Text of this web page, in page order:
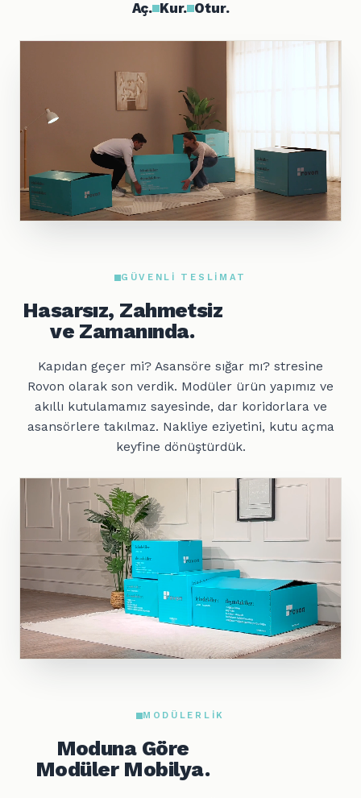
Aç. Kur. Otur.
GÜVENLI TESLIMAT
Hasarsız, Zahmetsiz
ve Zamanında.
Kapıdan geçer mi? Asansöre sığar mı? stresine
Rovon olarak son verdik. Modüler ürün yapımız ve
akıllı kutulamamız sayesinde, dar koridorlara ve
asansörlere takılmaz. Nakliye eziyetini, kutu açma
keyfine dönüştürdük.
MODÜLERLIK
Moduna Göre
Modüler Mobilya.